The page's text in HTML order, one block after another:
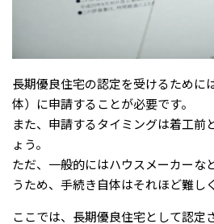
長期優良住宅の認定を受けるために
体）に申請することが必要です。
また、申請するタイミングは着工前
ょう。
ただ、一般的にはハウスメーカーな
うため、手続き自体はそれほど難し
ここでは、長期優良住宅として認定